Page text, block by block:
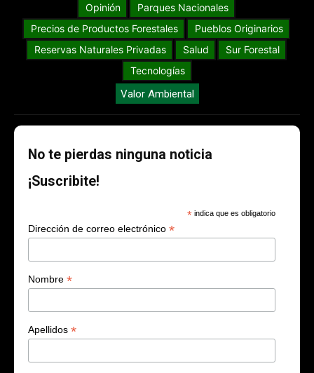
Opinión
Parques Nacionales
Precios de Productos Forestales
Pueblos Originarios
Reservas Naturales Privadas
Salud
Sur Forestal
Tecnologías
Valor Ambiental
No te pierdas ninguna noticia
¡Suscribite!
* indica que es obligatorio
Dirección de correo electrónico *
Nombre *
Apellidos *